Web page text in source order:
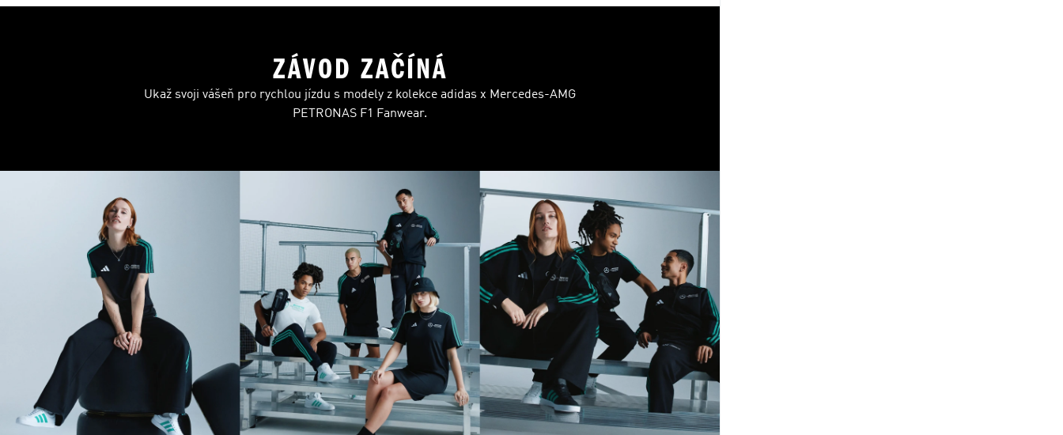
ZÁVOD ZAČÍNÁ
Ukaž svoji vášeň pro rychlou jízdu s modely z kolekce adidas x Mercedes-AMG
PETRONAS F1 Fanwear.